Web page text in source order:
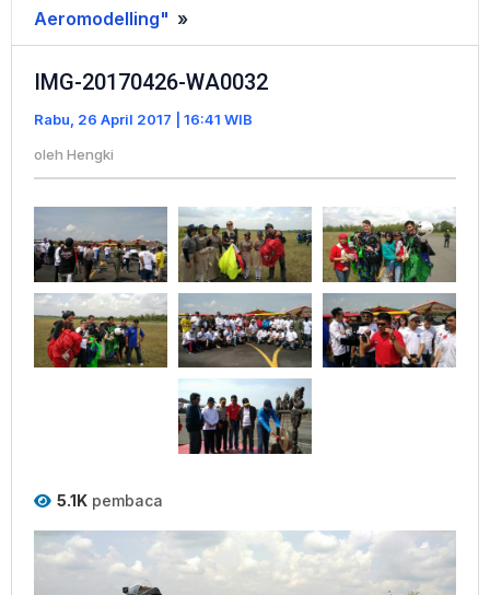
Aeromodelling" »
20170426-
WA0032
IMG-20170426-WA0032
Rabu, 26 April 2017 | 16:41 WIB
oleh Hengki
5.1K pembaca